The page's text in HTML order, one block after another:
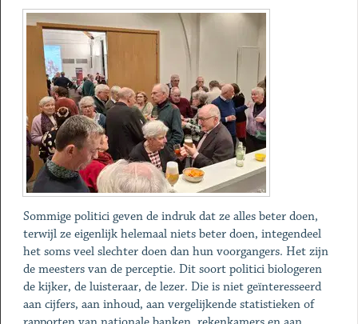
Sommige politici geven de indruk dat ze alles beter doen,
terwijl ze eigenlijk helemaal niets beter doen, integendeel
het soms veel slechter doen dan hun voorgangers. Het zijn
de meesters van de perceptie. Dit soort politici biologeren
de kijker, de luisteraar, de lezer. Die is niet geïnteresseerd
aan cijfers, aan inhoud, aan vergelijkende statistieken of